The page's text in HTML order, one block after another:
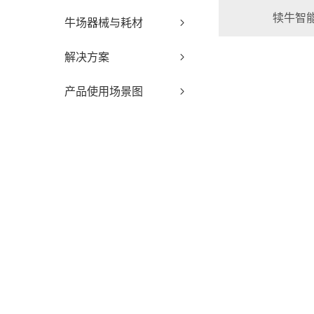
牛场器械与耗材
解决方案
产品使用场景图
犊牛智